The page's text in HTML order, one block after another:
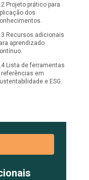
2 Projeto prático para
dos
3 Recursos adicionais
aprendizado
4 Lista de ferramentas
referências em
e ESG.